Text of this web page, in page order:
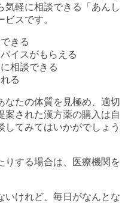
気軽に相談できる「あんし
スです。
きる
イスがもらえる
相談できる
る
なたの体質を見極め、適切
案された漢方薬の購入は自
してみてはいかがでしょう
りする場合は、医療機関を
いけれど、毎日がなんとな